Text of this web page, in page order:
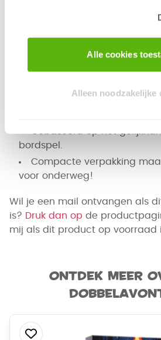
Alle cookies
Alleen noodzakelijke
tevoren!
Het roll & explore-genre is
bordspel.
Compacte verpakking
voor onderweg!
Wil je een mail ontvangen als
is? Druk dan op de
mij als dit product op voorraad
Ontdek meer